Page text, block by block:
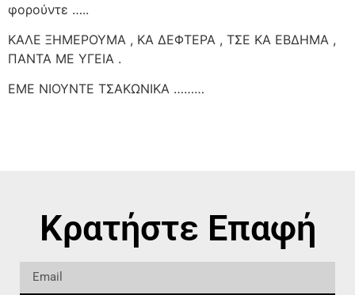
φορούντε …..
ΚΑΛΕ ΞΗΜΕΡΟΥΜΑ , ΚΑ ΔΕΦΤΕΡΑ , ΤΣΕ ΚΑ ΕΒΔΗΜΑ ,
ΠΑΝΤΑ ΜΕ ΥΓΕΙΑ .
ΕΜΕ ΝΙΟΥΝΤΕ ΤΣΑΚΩΝΙΚΑ ………
Κρατήστε Επαφή